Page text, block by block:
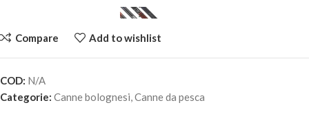
DAIWA AMORPHOUS BOLO – INFINITY L 5.00mt
220,00€ 1 disponibili
Compare Add to wishlist
COD: N/A
Categorie: Canne bolognesi,Canne da pesca